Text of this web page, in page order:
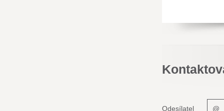
Odesílatel